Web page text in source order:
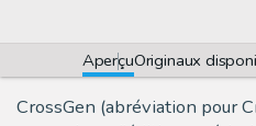
AperçuOriginaux
CrossGen (abréviation pour